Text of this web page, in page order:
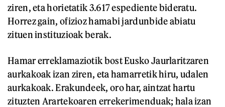
ziren, eta horietatik 3.617 espediente bideratu.
Horrez gain, ofizioz hamabi jardunbide abiatu
zituen instituzioak berak.
Hamar erreklamaziotik bost Eusko Jaurlaritzaren
aurkakoak izan ziren, eta hamarretik hiru, udalen
aurkakoak. Erakundeek, oro har, aintzat hartu
zituzten Arartekoaren errekerimenduak; hala izan